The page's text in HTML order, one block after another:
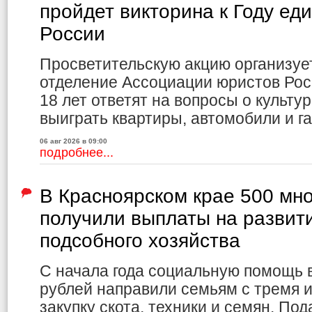
пройдет викторина к Году
России
Просветительскую акцию
отделение Ассоциации юристов
18 лет ответят на вопросы о
выиграть квартиры, автомобили и
06 авг 2026 в 09:00
подробнее...
В Красноярском крае 500
получили выплаты на
подсобного хозяйства
С начала года социальную помощь
рублей направили семьям с тремя
закупку скота, техники и семян.